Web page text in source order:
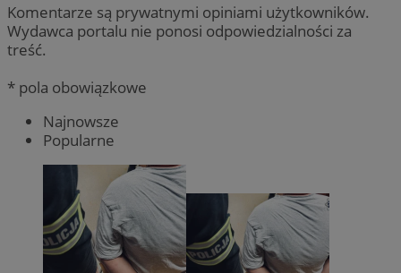
Komentarze są prywatnymi opiniami użytkowników.
Wydawca portalu nie ponosi odpowiedzialności za
treść.
* pola obowiązkowe
Najnowsze
Popularne